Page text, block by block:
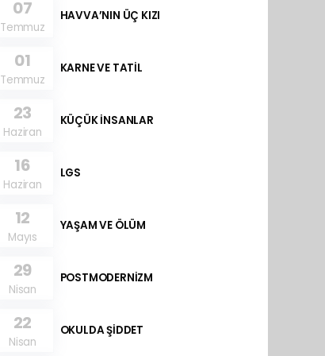
07
Temmuz
HAVVA’NIN ÜÇ KIZI
01
Temmuz
KARNE VE TATİL
23
Haziran
KÜÇÜK İNSANLAR
16
Haziran
LGS
12
Mayıs
YAŞAM VE ÖLÜM
29
Nisan
POSTMODERNİZM
22
Nisan
OKULDA ŞİDDET